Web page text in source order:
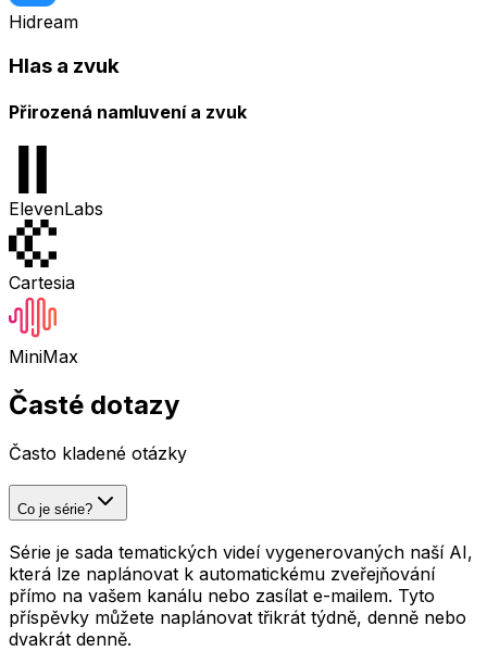
Hidream
Hlas a zvuk
Přirozená namluvení a zvuk
ElevenLabs
Cartesia
MiniMax
Časté dotazy
Často kladené otázky
Co je série?
Série je sada tematických videí vygenerovaných naší AI,
která lze naplánovat k automatickému zveřejňování
přímo na vašem kanálu nebo zasílat e-mailem. Tyto
příspěvky můžete naplánovat třikrát týdně, denně nebo
dvakrát denně.